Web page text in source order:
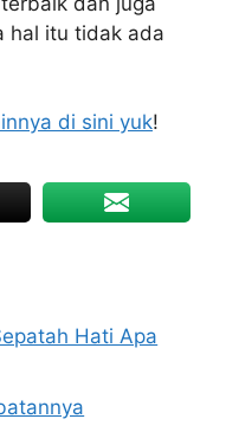
hal itu tidak ada
di sini yuk!
Hati Apa